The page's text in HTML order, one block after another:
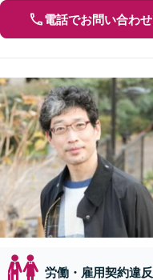
電話でお問い合わせ
労働・雇用契約違反